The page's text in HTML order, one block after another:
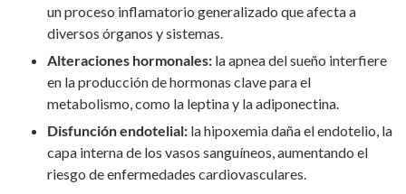
un proceso inflamatorio generalizado que afecta a
diversos órganos y sistemas.
Alteraciones hormonales: la apnea del sueño interfiere
en la producción de hormonas clave para el
metabolismo, como la leptina y la adiponectina.
Disfunción endotelial: la hipoxemia daña el endotelio, la
capa interna de los vasos sanguíneos, aumentando el
riesgo de enfermedades cardiovasculares.